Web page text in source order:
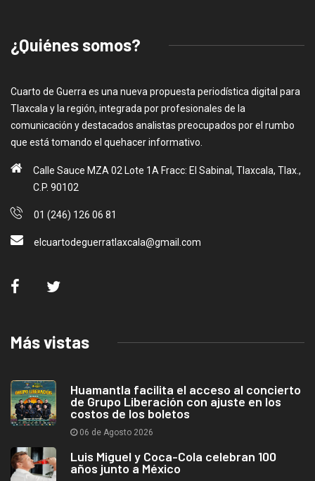
¿Quiénes somos?
Cuarto de Guerra es una nueva propuesta periodística digital para
Tlaxcala y la región, integrada por profesionales de la
comunicación y destacados analistas preocupados por el rumbo
que está tomando el quehacer informativo.
Calle Sauce MZA 02 Lote 1A Fracc: El Sabinal, Tlaxcala, Tlax.,
C.P. 90102
01 (246) 126 06 81
elcuartodeguerratlaxcala@gmail.com
Más vistas
Huamantla facilita el acceso al concierto
de Grupo Liberación con ajuste en los
costos de los boletos
06 de Agosto 2026
Luis Miguel y Coca-Cola celebran 100
años junto a México